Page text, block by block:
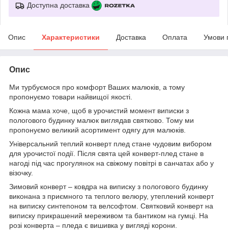
Доступна доставка
Опис Характеристики Доставка Оплата Умови
Опис
Ми турбуємося про комфорт Ваших малюків, а тому
пропонуємо товари найвищої якості.
Кожна мама хоче, щоб в урочистий момент виписки з
пологового будинку малюк виглядав святково. Тому ми
пропонуємо великий асортимент одягу для малюків.
Універсальний теплий конверт плед стане чудовим вибором
для урочистої події. Після свята цей конверт-плед стане в
нагоді під час прогулянок на свіжому повітрі в санчатах або у
візочку.
Зимовий конверт – ковдра на виписку з пологового будинку
виконана з приємного та теплого велюру, утеплений конверт
на виписку синтепоном та велсофтом. Святковий конверт на
виписку прикрашений мереживом та бантиком на гумці. На
розі конверта – пледа є вишивка у вигляді корони.